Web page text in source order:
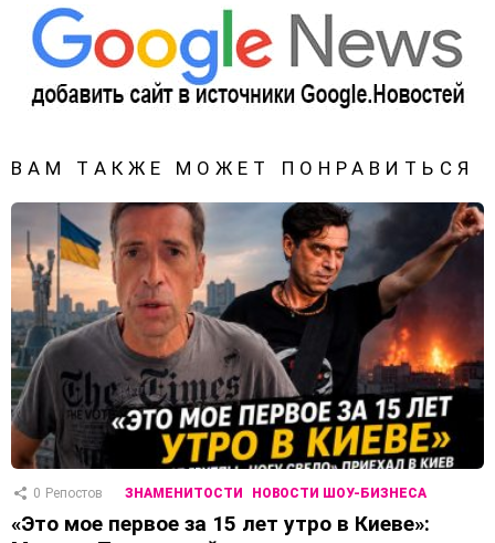
ВАМ ТАКЖЕ МОЖЕТ ПОНРАВИТЬСЯ
0 Репостов ЗНАМЕНИТОСТИ НОВОСТИ ШОУ-БИЗНЕСА
«Это мое первое за 15 лет утро в Киеве»: